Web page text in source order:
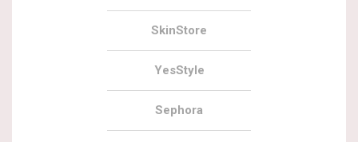
SkinStore
YesStyle
Sephora